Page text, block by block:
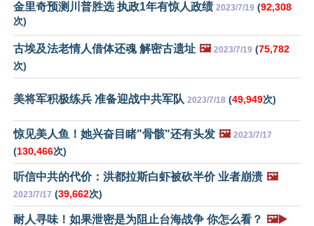
金里奇预测川普胜选 执政1年有惊人政绩 2023/7/19 (92,308
次)
古埃及法老情人借体还魂 解密古遗址 🖼️ 2023/7/19 (75,782
次)
美将军积极练兵 准备迎战中共军队 2023/7/18 (49,949次)
惊见美人鱼！她兴奋目睹"骨骸"还有头发 🖼️ 2023/7/17
(130,466次)
听信中共的代价：洪都拉斯白虾被砍半价 业者崩溃 🖼️
2023/7/17 (39,662次)
耐人寻味！如果泄密是为阻止台海战争 你怎么看？ 🖼️▶️